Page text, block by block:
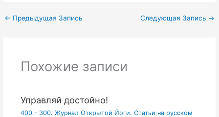
← Предыдущая Запись Следующая Запись →
Похожие записи
Управляй достойно!
400.- 300. Журнал Открытой Йоги. Статьи на русском